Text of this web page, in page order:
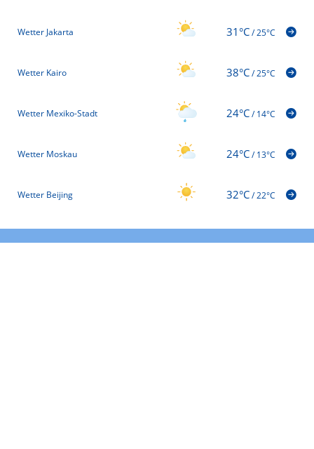
Wetter Jakarta 31°C/25°C
Wetter Kairo 38°C/25°C
Wetter Mexiko-Stadt 24°C/14°C
Wetter Moskau 24°C/13°C
Wetter Beijing 32°C/22°C